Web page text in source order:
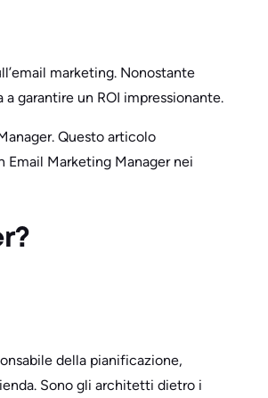
marketing. Nonostante
garantire un ROI impressionante.
Questo articolo
Email Marketing Manager nei
della pianificazione,
Sono gli architetti dietro i